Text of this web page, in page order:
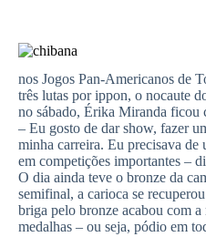
nos Jogos Pan-Americanos de
três lutas por ippon, o nocaute
no sábado, Érika Miranda ficou
– Eu gosto de dar show, fazer
minha carreira. Eu precisava de
em competições importantes –
O dia ainda teve o bronze da
semifinal, a carioca se
briga pelo bronze acabou com
medalhas – ou seja, pódio em